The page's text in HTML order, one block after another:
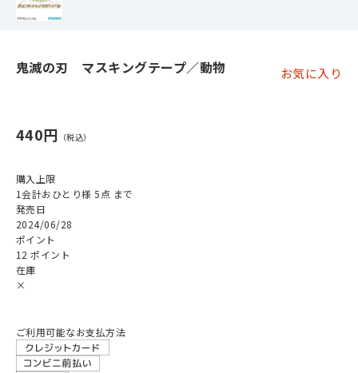
鬼滅の刃 マスキングテープ／動物 お気に入り
440円
購入上限
1会計おひとり様 5点 まで
発売日
2024/06/28
ポイント
12 ポイント
在庫
×
ご利用可能なお支払方法